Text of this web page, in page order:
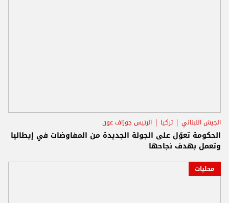
الجيش اللبناني تركيا الرئيس جوزاف عون
الحكومة تعوّل على الجولة الجديدة من المفاوضات في إيطاليا
وتعمل بهدف نجاحها
محليات